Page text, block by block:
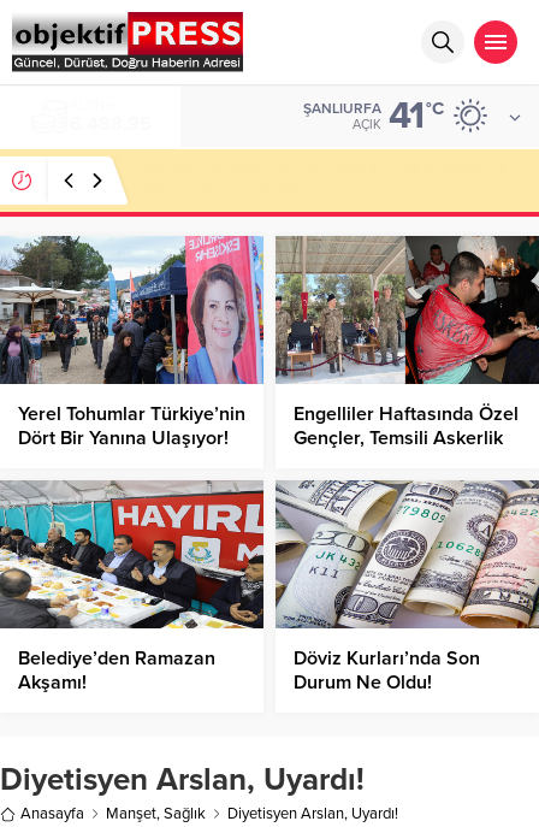
ŞANLIURFA
AÇIK 41°C
Yerel Tohumlar Türkiye’nin
Dört Bir Yanına Ulaşıyor!
Engelliler Haftasında Özel
Gençler, Temsili Askerlik
Belediye’den Ramazan
Akşamı!
Döviz Kurları’nda Son
Durum Ne Oldu!
Diyetisyen Arslan, Uyardı!
Anasayfa Manşet,Sağlık Diyetisyen Arslan, Uyardı!